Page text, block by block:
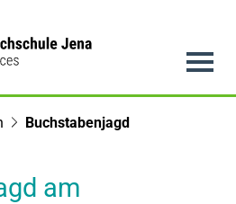
Buchstabenjagd
am